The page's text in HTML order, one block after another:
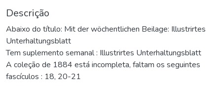
Descrição
Abaixo do título: Mit der wöchentlichen Beilage: Illustrirtes
Unterhaltungsblatt
Tem suplemento semanal : Illustrirtes Unterhaltungsblatt
A coleção de 1884 está incompleta, faltam os seguintes
fascículos : 18, 20-21